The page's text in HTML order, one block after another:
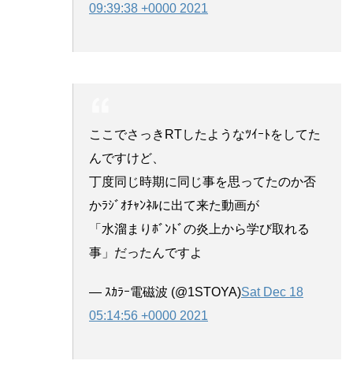
09:39:38 +0000 2021
ここでさっきRTしたようなﾂｲｰﾄをしてた
んですけど、
丁度同じ時期に同じ事を思ってたのか否
かﾗｼﾞｵﾁｬﾝﾈﾙに出て来た動画が
「水溜まりﾎﾞﾝﾄﾞの炎上から学び取れる
事」だったんですよ
— ｽｶﾗｰ電磁波 (@1STOYA)Sat Dec 18
05:14:56 +0000 2021